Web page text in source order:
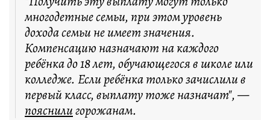
многодетные семьи, при этом уровень
дохода семьи не имеет значения.
Компенсацию назначают на каждого
ребёнка до 18 лет, обучающегося в школе или
колледже. Если ребёнка только зачислили в
первый класс, выплату тоже назначат", —
пояснилигорожанам.